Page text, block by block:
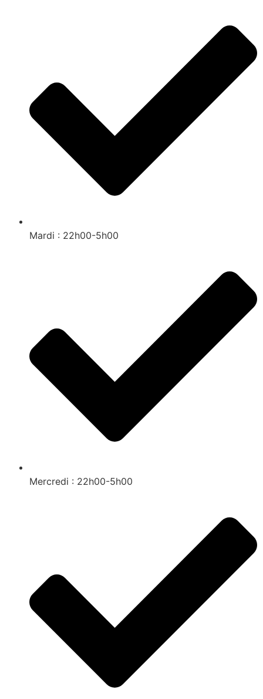
Mardi : 22h00-5h00
Mercredi : 22h00-5h00